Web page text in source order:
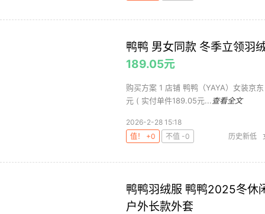
鸭鸭 男女同款 冬季立领羽
189.05元
购买方案 1 店铺 鸭鸭（YAYA）女装京
元 ( 实付单件189.05元... 查看全文
2026-2-28 15:18
值！ +0
不值 -0 历史新低
鸭鸭羽绒服 鸭鸭2025冬休
户外长款外套